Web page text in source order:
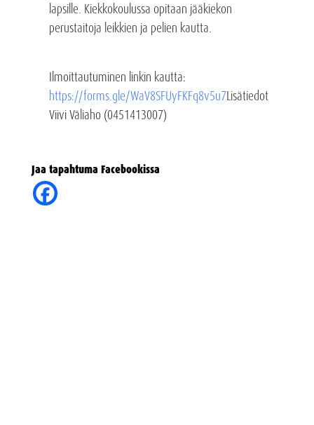
lapsille. Kiekkokoulussa opitaan jääkiekon
perustaitoja leikkien ja pelien kautta.
Ilmoittautuminen linkin kautta:
https://forms.gle/WaV8SFUyFKFq8v5u7Lisätiedot
Viivi Väliaho (0451413007)
Jaa tapahtuma Facebookissa